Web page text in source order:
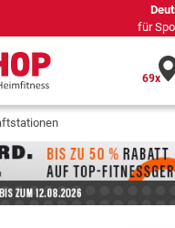
bester Online-Shop
(n-tv+DISQ 2016-2024)
69x